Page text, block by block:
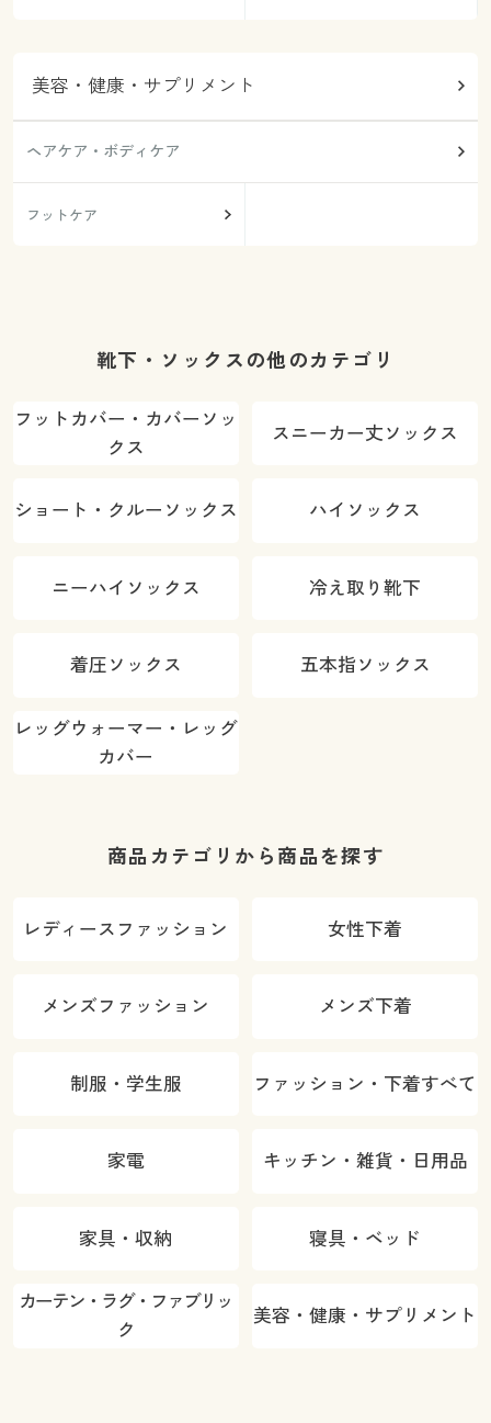
美容・健康・サプリメント
ヘアケア・ボディケア
フットケア
靴下・ソックスの他のカテゴリ
フットカバー・カバーソッ
クス
スニーカー丈ソックス
ショート・クルーソックス ハイソックス
ニーハイソックス 冷え取り靴下
着圧ソックス 五本指ソックス
レッグウォーマー・レッグ
カバー
商品カテゴリから商品を探す
レディースファッション 女性下着
メンズファッション メンズ下着
制服・学生服 ファッション・下着すべて
家電 キッチン・雑貨・日用品
家具・収納 寝具・ベッド
カーテン・ラグ・ファブリッ
ク
美容・健康・サプリメント